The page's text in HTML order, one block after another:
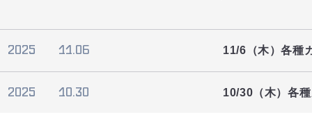
2025 11.06 11/6（木）各種
2025 10.30 10/30（木）各